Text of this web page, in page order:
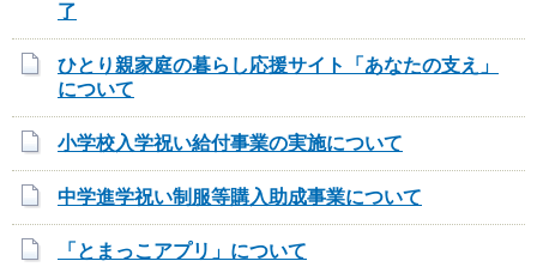
了
ひとり親家庭の暮らし応援サイト「あなたの支え」
について
小学校入学祝い給付事業の実施について
中学進学祝い制服等購入助成事業について
「とまっこアプリ」について